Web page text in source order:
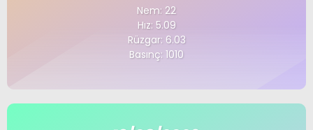
Nem: 22
Hız: 5.09
Rüzgar: 6.03
Basınç: 1010